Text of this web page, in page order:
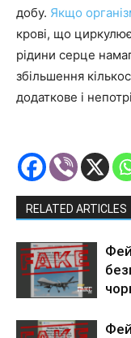
добу. Якщо
крові, що
рідини серце
збільшення
додаткове і
RELATED ARTICLES